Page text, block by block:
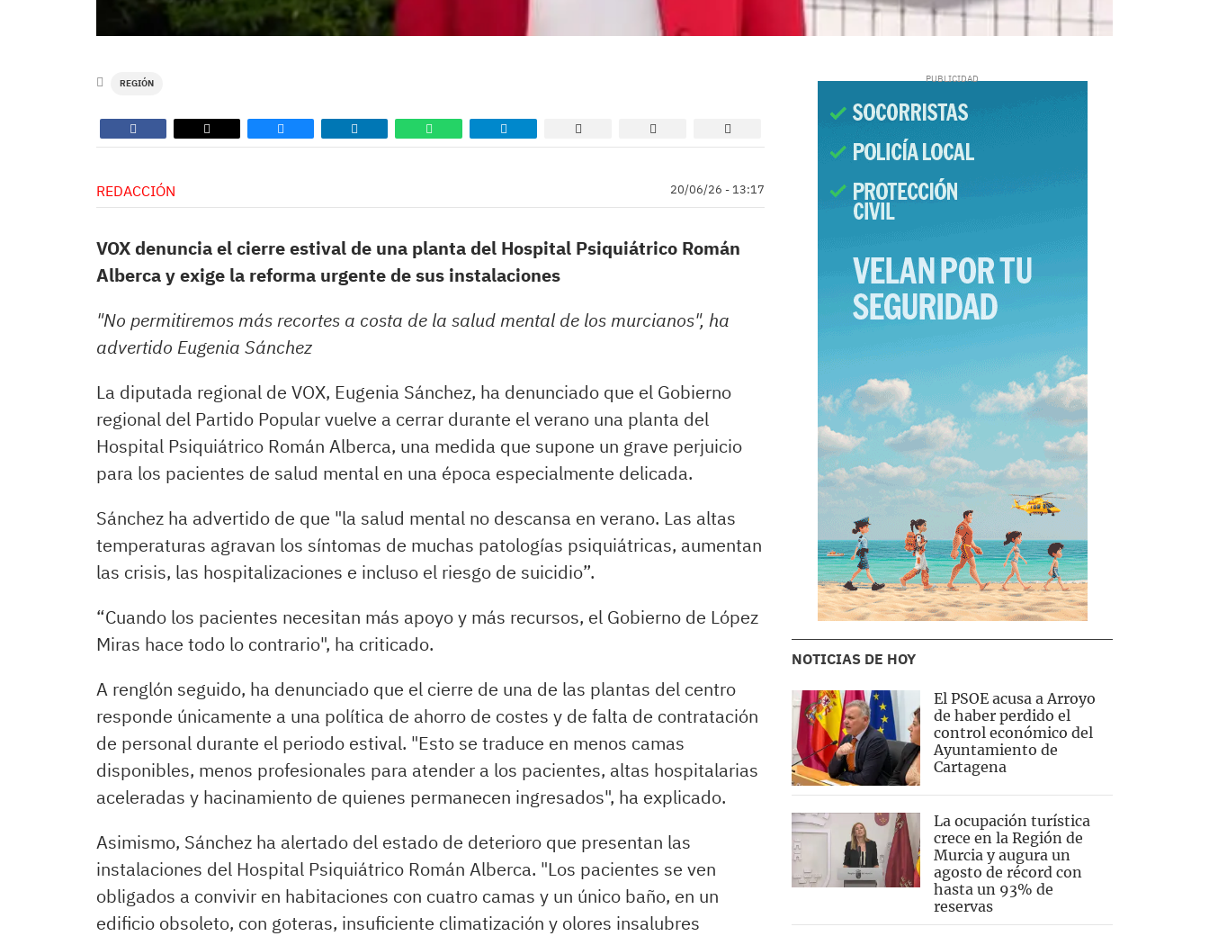
REGIÓN
REDACCIÓN 20/06/26 - 13:17
VOX denuncia el cierre estival de una planta del Hospital Psiquiátrico Román
Alberca y exige la reforma urgente de sus instalaciones
"No permitiremos más recortes a costa de la salud mental de los murcianos", ha
advertido Eugenia Sánchez
La diputada regional de VOX, Eugenia Sánchez, ha denunciado que el Gobierno
regional del Partido Popular vuelve a cerrar durante el verano una planta del
Hospital Psiquiátrico Román Alberca, una medida que supone un grave perjuicio
para los pacientes de salud mental en una época especialmente delicada.
Sánchez ha advertido de que "la salud mental no descansa en verano. Las altas
temperaturas agravan los síntomas de muchas patologías psiquiátricas, aumentan
las crisis, las hospitalizaciones e incluso el riesgo de suicidio”.
“Cuando los pacientes necesitan más apoyo y más recursos, el Gobierno de López
Miras hace todo lo contrario", ha criticado.
A renglón seguido, ha denunciado que el cierre de una de las plantas del centro
responde únicamente a una política de ahorro de costes y de falta de contratación
de personal durante el periodo estival. "Esto se traduce en menos camas
disponibles, menos profesionales para atender a los pacientes, altas hospitalarias
aceleradas y hacinamiento de quienes permanecen ingresados", ha explicado.
Asimismo, Sánchez ha alertado del estado de deterioro que presentan las
instalaciones del Hospital Psiquiátrico Román Alberca. "Los pacientes se ven
obligados a convivir en habitaciones con cuatro camas y un único baño, en un
edificio obsoleto, con goteras, insuficiente climatización y olores insalubres
NOTICIAS DE HOY
El PSOE acusa a Arroyo
de haber perdido el
control económico del
Ayuntamiento de
Cartagena
La ocupación turística
crece en la Región de
Murcia y augura un
agosto de récord con
hasta un 93% de
reservas